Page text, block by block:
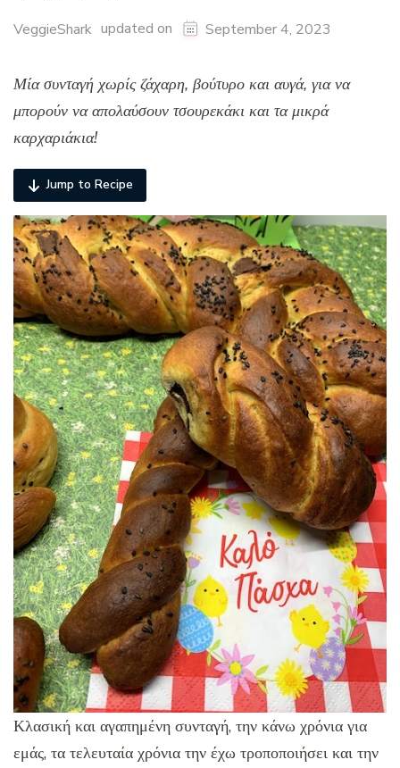
VeggieShark updated on September 4, 2023
Μία συνταγή χωρίς ζάχαρη, βούτυρο και αυγά, για να
μπορούν να απολαύσουν τσουρεκάκι και τα μικρά
καρχαριάκια!
Jump to Recipe
Κλασική και αγαπημένη συνταγή, την κάνω χρόνια για
εμάς, τα τελευταία χρόνια την έχω τροποποιήσει και την